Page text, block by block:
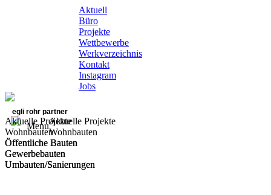
Aktuell
Büro
Projekte
Wettbewerbe
Werkverzeichnis
Kontakt
Instagram
Jobs
egli rohr partner
Menu
Aktuelle Projekte
Wohnbauten
Öffentliche Bauten
Gewerbebauten
Umbauten/Sanierungen
Aktuelle Projekte
Wohnbauten
Öffentliche Bauten
Gewerbebauten
Umbauten/Sanierungen